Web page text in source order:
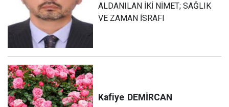
ALDANILAN İKİ NİMET; SAĞLIK
VE ZAMAN İSRAFI
Kafiye DEMİRCAN